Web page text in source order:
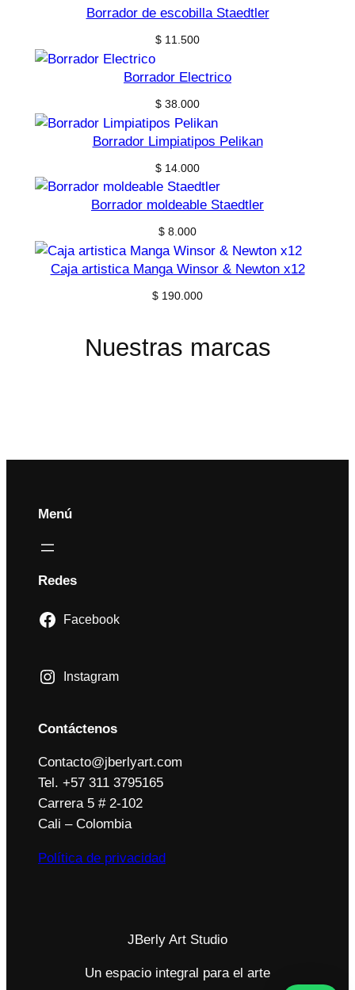
Borrador de escobilla Staedtler
$ 11.500
Borrador Electrico
$ 38.000
Borrador Limpiatipos Pelikan
$ 14.000
Borrador moldeable Staedtler
$ 8.000
Caja artistica Manga Winsor & Newton x12
$ 190.000
Nuestras marcas
Menú
Redes
Facebook
Instagram
Contáctenos
Contacto@jberlyart.com
Tel. +57 311 3795165
Carrera 5 # 2-102
Cali – Colombia
Política de privacidad
JBerly Art Studio
Un espacio integral para el arte